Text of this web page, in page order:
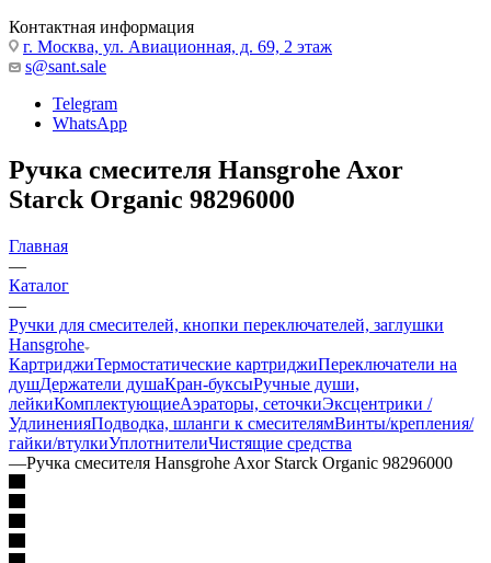
Контактная информация
г. Москва, ул. Авиационная, д. 69, 2 этаж
s@sant.sale
Telegram
WhatsApp
Ручка смесителя Hansgrohe Axor
Starck Organic 98296000
Главная
—
Каталог
—
Ручки для смесителей, кнопки переключателей, заглушки
Hansgrohe
КартриджиТермостатические картриджиПереключатели на
душДержатели душаКран-буксыРучные души,
лейкиКомплектующиеАэраторы, сеточкиЭксцентрики /
УдлиненияПодводка, шланги к смесителямВинты/крепления/
гайки/втулкиУплотнителиЧистящие средства
—Ручка смесителя Hansgrohe Axor Starck Organic 98296000